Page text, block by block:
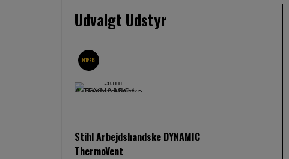
Udvalgt Udstyr
NETPRIS
Stihl Arbejdshandske DYNAMIC
ThermoVent